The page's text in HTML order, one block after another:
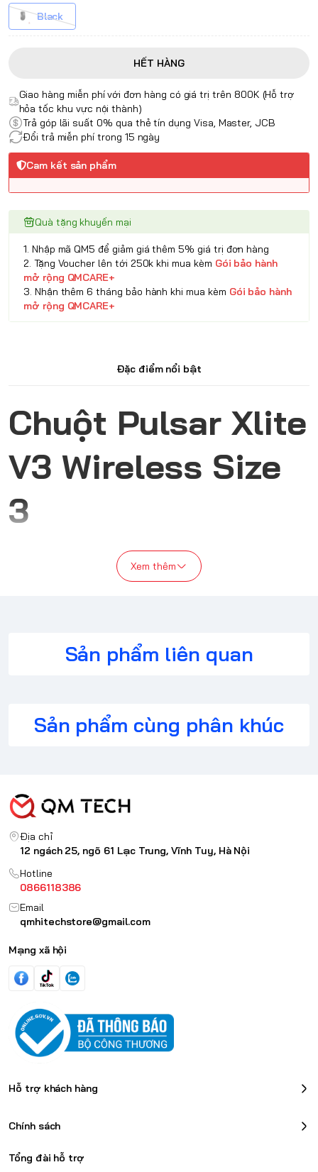
Black
HẾT HÀNG
Giao hàng miễn phí với đơn hàng có giá trị trên 800K (Hỗ trợ
hỏa tốc khu vực nội thành)
Trả góp lãi suất 0% qua thẻ tín dụng Visa, Master, JCB
Đổi trả miễn phí trong 15 ngày
Cam kết sản phẩm
Quà tặng khuyến mại
1. Nhập mã QM5 để giảm giá thêm 5% giá trị đơn hàng
2. Tặng Voucher lên tới 250k khi mua kèm Gói bảo hành
mở rộng QMCARE+
3. Nhận thêm 6 tháng bảo hành khi mua kèm Gói bảo hành
mở rộng QMCARE+
Đặc điểm nổi bật
Chuột Pulsar Xlite
V3 Wireless Size
3
là phiên bản nâng cấp tiếp theo của dòng chuột
gaming Xlite V2 đình đám, mang đến cho người dùng những trải
Siêu nhẹ:
Trọng lượng chỉ dưới 60 gram, mang đến cảm giác cầm
nắm thoải mái, linh hoạt trong mọi thao tác, đặc biệt là trong các
tựa game FPS đòi hỏi tốc độ cao.
Xem thêm
Sản phẩm liên quan
Sản phẩm cùng phân khúc
Địa chỉ
12 ngách 25, ngõ 61 Lạc Trung, Vĩnh Tuy, Hà Nội
Hotline
0866118386
Email
qmhitechstore@gmail.com
Mạng xã hội
Hỗ trợ khách hàng
Chính sách
Tổng đài hỗ trợ